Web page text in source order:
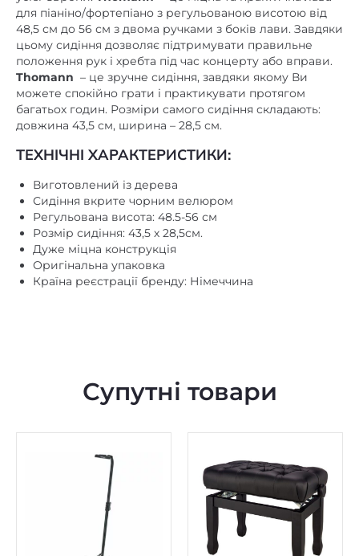
для піаніно/фортепіано з регульованою висотою від
48,5 см до 56 см з двома ручками з боків лави. Завдяки
цьому сидіння дозволяє підтримувати правильне
положення рук і хребта під час концерту або вправи.
Thomann – це зручне сидіння, завдяки якому Ви
можете спокійно грати і практикувати протягом
багатьох годин. Розміри самого сидіння складають:
довжина 43,5 см, ширина – 28,5 см.
ТЕХНІЧНІ ХАРАКТЕРИСТИКИ:
Виготовлений із дерева
Сидіння вкрите чорним велюром
Регульована висота: 48.5-56 см
Розмір сидіння: 43,5 х 28,5см.
Дуже міцна конструкція
Оригінальна упаковка
Країна реєстрації бренду: Німеччина
Супутні товари